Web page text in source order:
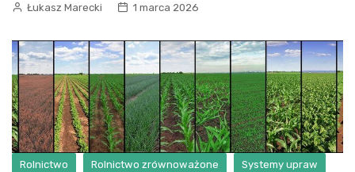
Łukasz Marecki 1 marca 2026
Rolnictwo Rolnictwo zrównoważone Systemy upraw